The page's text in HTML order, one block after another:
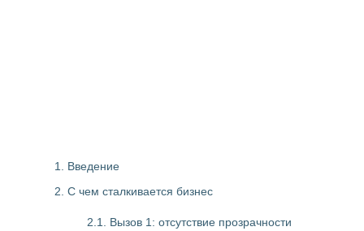
1. Введение
2. С чем сталкивается бизнес
2.1. Вызов 1: отсутствие прозрачности